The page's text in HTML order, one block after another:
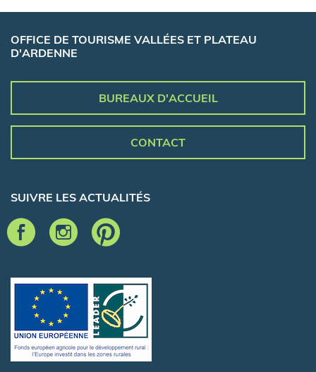
OFFICE DE TOURISME VALLÉES ET PLATEAU
D'ARDENNE
BUREAUX D'ACCUEIL
CONTACT
SUIVRE LES ACTUALITÉS